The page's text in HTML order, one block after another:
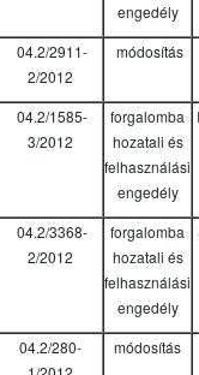
engedély
04.2/2911-
2/2012
módosítás
04.2/1585-
3/2012
forgalomba
hozatali és
felhasználási
engedély
04.2/3368-
2/2012
forgalomba
hozatali és
felhasználási
engedély
04.2/280-
módosítás